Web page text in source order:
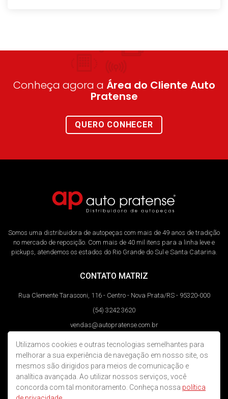
Conheça agora a Área do Cliente Auto
Pratense
QUERO CONHECER
Somos uma distribuidora de autopeças com mais de 49 anos de tradição
no mercado de reposição. Com mais de 40 mil itens para a linha leve e
pickups, atendemos os estados do Rio Grande do Sul e Santa Catarina.
CONTATO MATRIZ
Rua Clemente Tarasconi, 116 - Centro - Nova Prata/RS - 95320-000
(54) 3242 3620
vendas@autopratense.com.br
REDES SOCIAIS
Utilizamos cookies e outras tecnologias semelhantes para
melhorar a sua experiência de navegação em nosso site, os
mesmos são dirigidos para meios de comunicação e
analítica avançada. Ao utilizar nossos serviços, você
concorda com tal monitoramento. Conheça nossa política